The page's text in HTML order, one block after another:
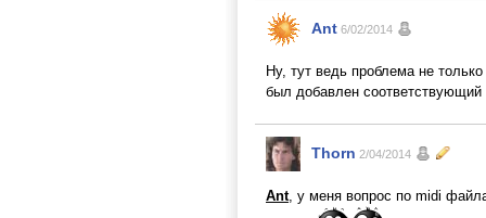
Ant 6/02/2014
Ну, тут ведь проблема не
был добавлен
Thorn 2/04/2014
Ant, у меня вопрос по midi